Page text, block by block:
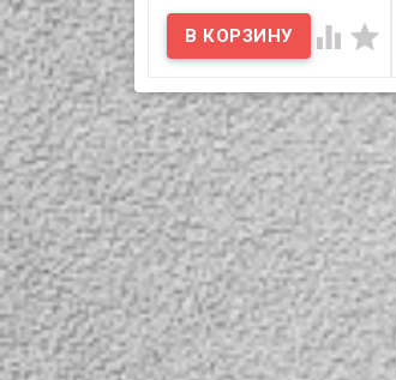
корпус, 170 градусов,
модель DVR-A28
В наличии
Предлагаем вам купить
недорогой Full HD
автомобильный
видеорегистратор с
широким углом обзора
170 градусов, с датчиком
удара и датчиком
движения. Регистратор
выполнен в
металлическом корпусе, и
оснащен ярким 3.0"
дюймовым цветным
экраном.
 